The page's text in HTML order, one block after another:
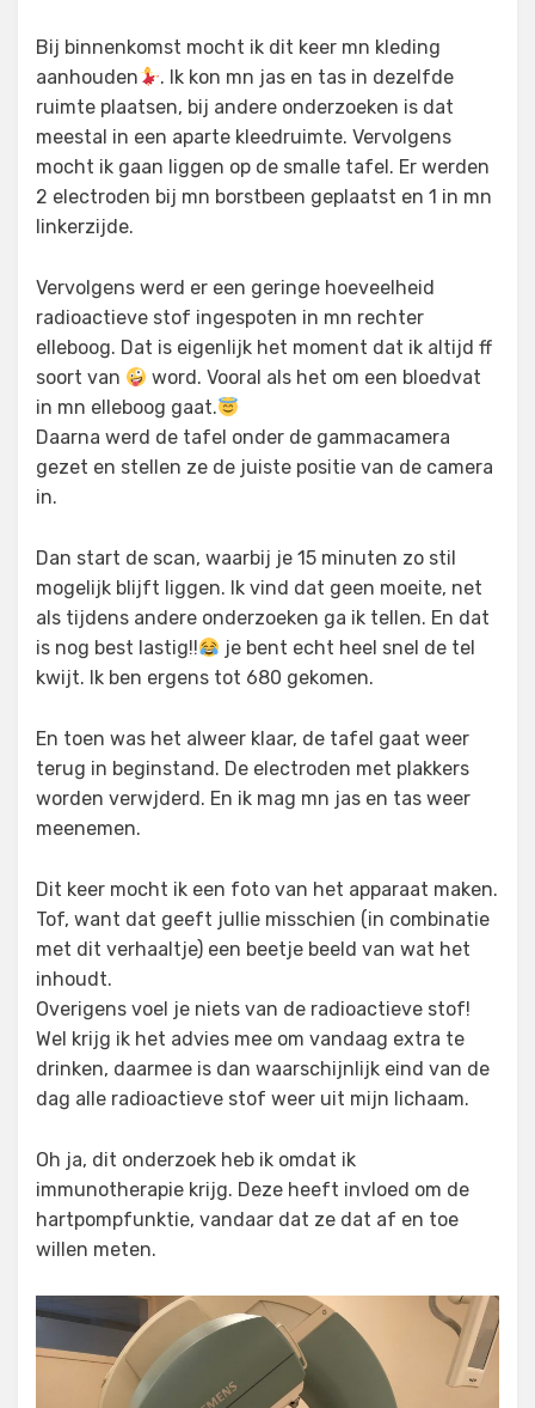
Bij binnenkomst mocht ik dit keer mn kleding
aanhouden
. Ik kon mn jas en tas in dezelfde
ruimte plaatsen, bij andere onderzoeken is dat
meestal in een aparte kleedruimte. Vervolgens
mocht ik gaan liggen op de smalle tafel. Er werden
2 electroden bij mn borstbeen geplaatst en 1 in mn
linkerzijde.
Vervolgens werd er een geringe hoeveelheid
radioactieve stof ingespoten in mn rechter
elleboog. Dat is eigenlijk het moment dat ik altijd ff
soort van
word. Vooral als het om een bloedvat
in mn elleboog gaat.
Daarna werd de tafel onder de gammacamera
gezet en stellen ze de juiste positie van de camera
in.
Dan start de scan, waarbij je 15 minuten zo stil
mogelijk blijft liggen. Ik vind dat geen moeite, net
als tijdens andere onderzoeken ga ik tellen. En dat
is nog best lastig!!
je bent echt heel snel de tel
kwijt. Ik ben ergens tot 680 gekomen.
En toen was het alweer klaar, de tafel gaat weer
terug in beginstand. De electroden met plakkers
worden verwjderd. En ik mag mn jas en tas weer
meenemen.
Dit keer mocht ik een foto van het apparaat maken.
Tof, want dat geeft jullie misschien (in combinatie
met dit verhaaltje) een beetje beeld van wat het
inhoudt.
Overigens voel je niets van de radioactieve stof!
Wel krijg ik het advies mee om vandaag extra te
drinken, daarmee is dan waarschijnlijk eind van de
dag alle radioactieve stof weer uit mijn lichaam.
Oh ja, dit onderzoek heb ik omdat ik
immunotherapie krijg. Deze heeft invloed om de
hartpompfunktie, vandaar dat ze dat af en toe
willen meten.